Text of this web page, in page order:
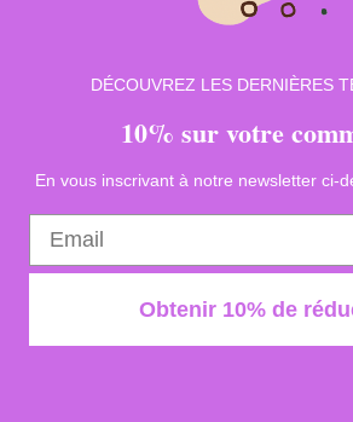
DÉCOUVREZ LES DERNIÈRES
10% sur votre
En vous inscrivant à notre newsletter ci-
Obtenir 10% de